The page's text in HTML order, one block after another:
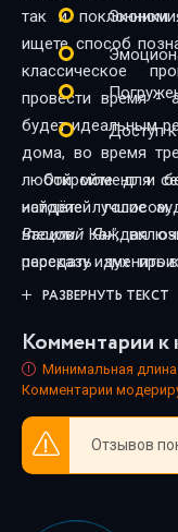
так и поклонники
ищете способ
классическое
провести время -
будет идеальным
дома, во время
любой момент и
найдёте лучшие
чтецов. Каждая
передать дух
максимально
собрали всё, чтобы
Доступ
Откройте для
историей
Василий Ян",
рассказу изменить
РАЗВЕРНУТЬ ТЕКСТ
Комментарии к
Минимальная
Комментарии
Отзывов